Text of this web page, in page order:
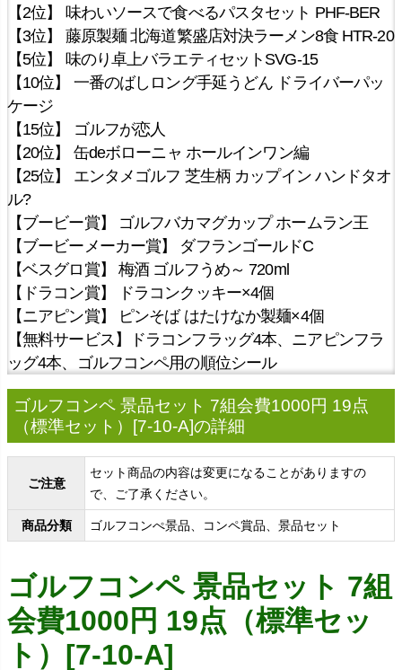
【2位】 味わいソースで食べるパスタセット PHF-BER
【3位】 藤原製麺 北海道繁盛店対決ラーメン8食 HTR-20
【5位】 味のり卓上バラエティセットSVG-15
【10位】 一番のばしロング手延うどん ドライバーパッ
ケージ
【15位】 ゴルフが恋人
【20位】 缶deボローニャ ホールインワン編
【25位】 エンタメゴルフ 芝生柄 カップイン ハンドタオ
ル?
【ブービー賞】 ゴルフバカマグカップ ホームラン王
【ブービーメーカー賞】 ダフランゴールドC
【ベスグロ賞】 梅酒 ゴルフうめ～ 720ml
【ドラコン賞】 ドラコンクッキー×4個
【ニアピン賞】 ピンそば はたけなか製麺×4個
【無料サービス】ドラコンフラッグ4本、ニアピンフラ
ッグ4本、ゴルフコンペ用の順位シール
ゴルフコンペ 景品セット 7組会費1000円 19点
（標準セット）[7-10-A]の詳細
ご注意
セット商品の内容は変更になることがありますの
で、ご了承ください。
商品分類 ゴルフコンぺ景品、コンペ賞品、景品セット
ゴルフコンペ 景品セット 7組
会費1000円 19点（標準セッ
ト）[7-10-A]